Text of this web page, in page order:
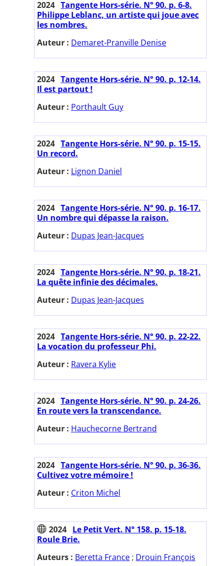
2024 Tangente Hors-série. N° 90. p. 6-8.
Philippe Leblanc, un artiste qui joue avec
les nombres.
Auteur : Demaret-Pranville Denise
2024 Tangente Hors-série. N° 90. p. 12-14.
Il est partout !
Auteur : Porthault Guy
2024 Tangente Hors-série. N° 90. p. 15-15.
Un record.
Auteur : Lignon Daniel
2024 Tangente Hors-série. N° 90. p. 16-17.
Un nombre qui dépasse la raison.
Auteur : Dupas Jean-Jacques
2024 Tangente Hors-série. N° 90. p. 18-21.
La quête infinie des décimales.
Auteur : Dupas Jean-Jacques
2024 Tangente Hors-série. N° 90. p. 22-22.
La vocation du professeur Phi.
Auteur : Ravera Kylie
2024 Tangente Hors-série. N° 90. p. 24-26.
En route vers la transcendance.
Auteur : Hauchecorne Bertrand
2024 Tangente Hors-série. N° 90. p. 36-36.
Cultivez votre mémoire !
Auteur : Criton Michel
2024 Le Petit Vert. N° 158. p. 15-18.
Roule Brie.
Auteurs : Beretta France ; Drouin François